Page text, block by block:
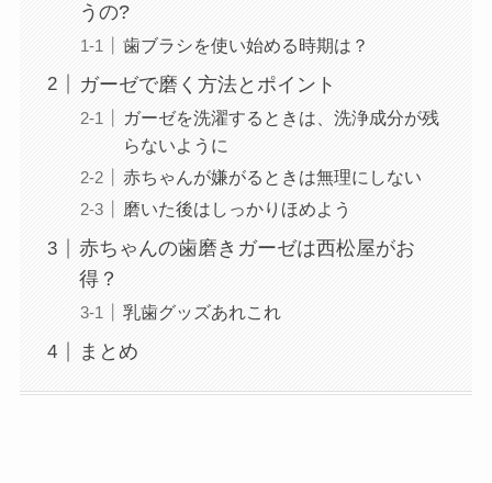
うの?
歯ブラシを使い始める時期は？
ガーゼで磨く方法とポイント
ガーゼを洗濯するときは、洗浄成分が残
らないように
赤ちゃんが嫌がるときは無理にしない
磨いた後はしっかりほめよう
赤ちゃんの歯磨きガーゼは西松屋がお
得？
乳歯グッズあれこれ
まとめ